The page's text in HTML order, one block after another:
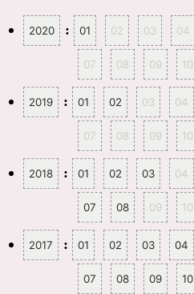
新
い
で
開
き
ま
ッ
し
く
だ
さ
い
(
新
し
い
ウ
ィ
ン
ド
ウ
で
開
き
ま
す
)
2020 : 01 02 03 04
07 08 09 10
2019 : 01 02 03 04
07 08 09 10
2018 : 01 02 03 04
07 08 09 10
2017 : 01 02 03 04
07 08 09 10